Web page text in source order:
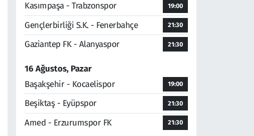
Kasımpaşa - Trabzonspor 19:00
Gençlerbirliği S.K. - Fenerbahçe 21:30
Gaziantep FK - Alanyaspor 21:30
16 Ağustos, Pazar
Başakşehir - Kocaelispor
19:00
Beşiktaş - Eyüpspor 21:30
Amed - Erzurumspor FK 21:30